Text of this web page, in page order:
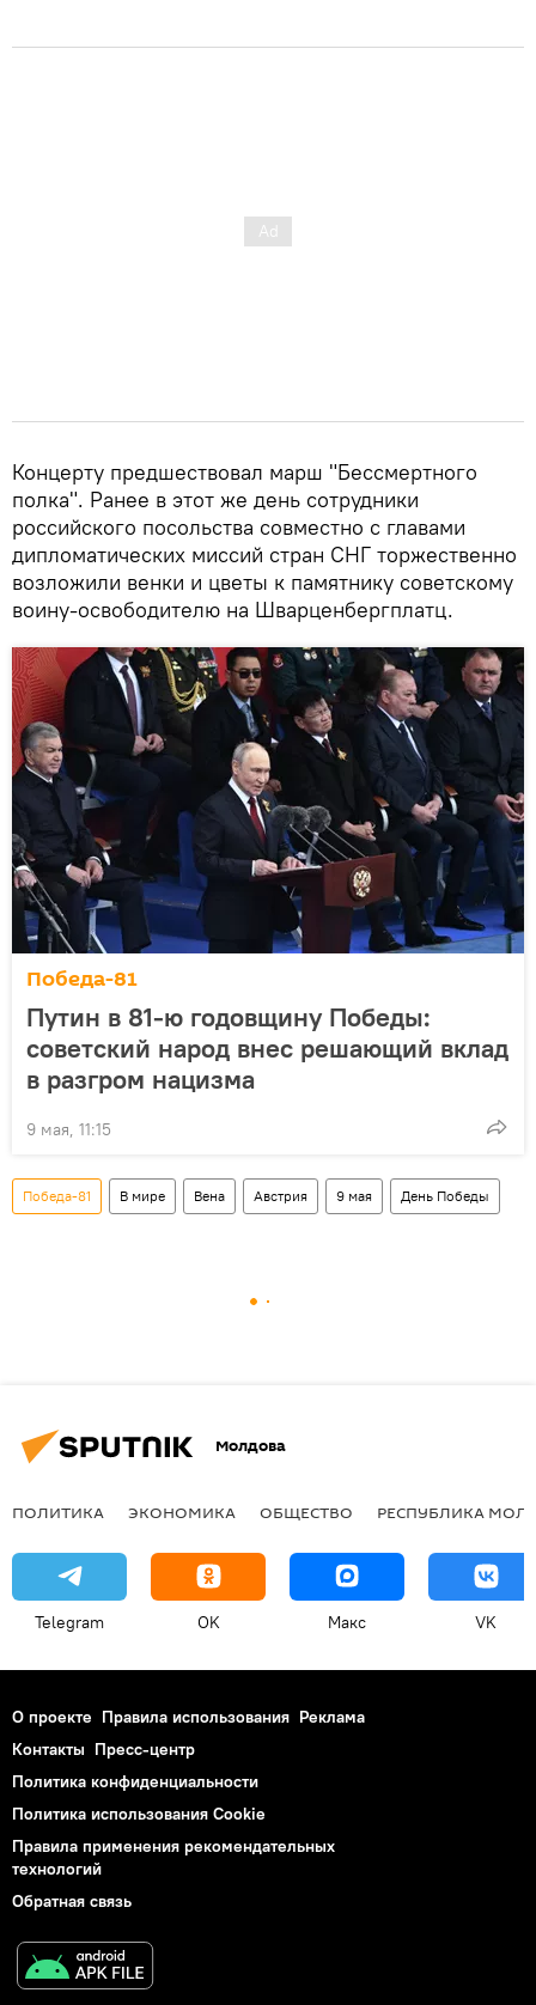
Концерту предшествовал марш "Бессмертного
полка". Ранее в этот же день сотрудники
российского посольства совместно с главами
дипломатических миссий стран СНГ торжественно
возложили венки и цветы к памятнику советскому
воину-освободителю на Шварценбергплатц.
Победа-81
Путин в 81-ю годовщину Победы:
советский народ внес решающий вклад
в разгром нацизма
9 мая, 11:15
Победа-81 В мире Вена Австрия 9 мая День Победы
Молдова
ПОЛИТИКА ЭКОНОМИКА ОБЩЕСТВО РЕСПУБЛИКА
Telegram OK Макс VK
О проекте Правила использования Реклама
Контакты Пресс-центр
Политика конфиденциальности
Политика использования Cookie
Правила применения рекомендательных
технологий
Обратная связь